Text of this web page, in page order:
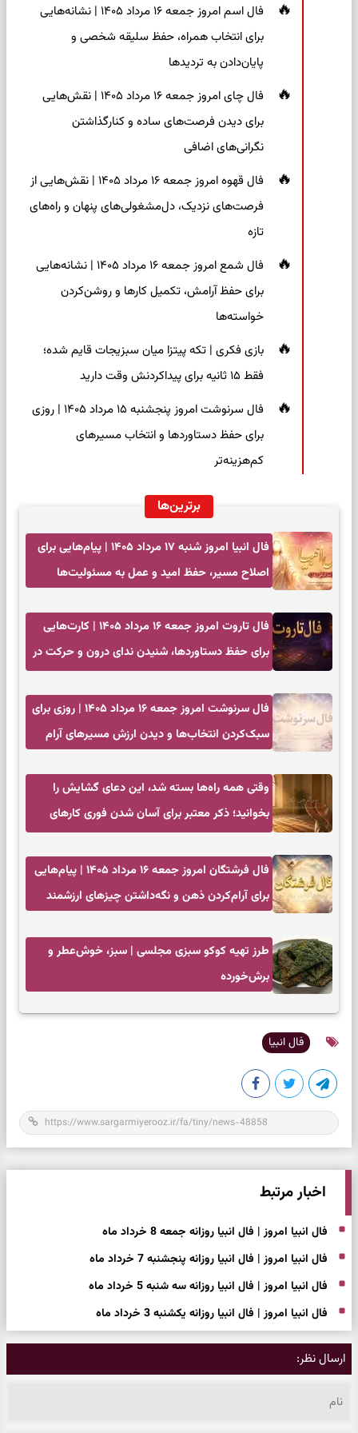
فال اسم امروز جمعه ۱۶ مرداد ۱۴۰۵ | نشانه‌هایی
برای انتخاب همراه، حفظ سلیقه شخصی و
پایان‌دادن به تردیدها
فال چای امروز جمعه ۱۶ مرداد ۱۴۰۵ | نقش‌هایی
برای دیدن فرصت‌های ساده و کنارگذاشتن
نگرانی‌های اضافی
فال قهوه امروز جمعه ۱۶ مرداد ۱۴۰۵ | نقش‌هایی از
فرصت‌های نزدیک، دل‌مشغولی‌های پنهان و راه‌های
تازه
فال شمع امروز جمعه ۱۶ مرداد ۱۴۰۵ | نشانه‌هایی
برای حفظ آرامش، تکمیل کارها و روشن‌کردن
خواسته‌ها
بازی فکری | تکه پیتزا میان سبزیجات قایم شده؛
فقط ۱۵ ثانیه برای پیداکردنش وقت دارید
فال سرنوشت امروز پنجشنبه ۱۵ مرداد ۱۴۰۵ | روزی
برای حفظ دستاوردها و انتخاب مسیرهای
کم‌هزینه‌تر
برترین‌ها
فال انبیا امروز شنبه ۱۷ مرداد ۱۴۰۵ | پیام‌هایی برای
اصلاح مسیر، حفظ امید و عمل به مسئولیت‌ها
فال تاروت امروز جمعه ۱۶ مرداد ۱۴۰۵ | کارت‌هایی
برای حفظ دستاوردها، شنیدن ندای درون و حرکت در
فال سرنوشت امروز جمعه ۱۶ مرداد ۱۴۰۵ | روزی برای
سبک‌کردن انتخاب‌ها و دیدن ارزش مسیرهای آرام
وقتی همه راه‌ها بسته شد، این دعای گشایش را
بخوانید؛ ذکر معتبر برای آسان شدن فوری کارهای
فال فرشتگان امروز جمعه ۱۶ مرداد ۱۴۰۵ | پیام‌هایی
برای آرام‌کردن ذهن و نگه‌داشتن چیزهای ارزشمند
طرز تهیه کوکو سبزی مجلسی | سبز، خوش‌عطر و
برش‌خورده
فال انبیا
اخبار مرتبط
فال انبیا امروز | فال انبیا روزانه جمعه 8 خرداد ماه
فال انبیا امروز | فال انبیا روزانه پنجشنبه 7 خرداد ماه
فال انبیا امروز | فال انبیا روزانه سه شنبه 5 خرداد ماه
فال انبیا امروز | فال انبیا روزانه یکشنبه 3 خرداد ماه
ارسال نظر: